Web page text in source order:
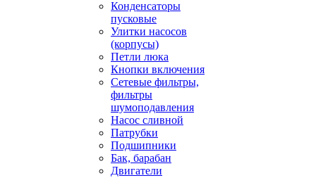
Конденсаторы
пусковые
Улитки насосов
(корпусы)
Петли люка
Кнопки включения
Сетевые фильтры,
фильтры
шумоподавления
Насос сливной
Патрубки
Подшипники
Бак, барабан
Двигатели